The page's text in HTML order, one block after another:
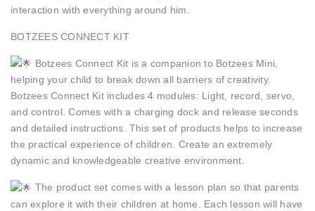
interaction with everything around him.
BOTZEES CONNECT KIT
Botzees Connect Kit is a companion to Botzees Mini,
helping your child to break down all barriers of creativity.
Botzees Connect Kit includes 4 modules: Light, record, servo,
and control. Comes with a charging dock and release seconds
and detailed instructions. This set of products helps to increase
the practical experience of children. Create an extremely
dynamic and knowledgeable creative environment.
The product set comes with a lesson plan so that parents
can explore it with their children at home. Each lesson will have